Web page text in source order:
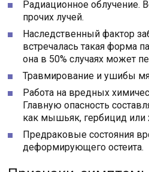
Радиационное облучение.
прочих лучей.
Наследственный фактор
встречалась такая форма
она в 50% случаях может
Травмирование и ушибы
Работа на вредных
Главную опасность
как мышьяк, гербицид или
Предраковые состояния
деформирующего остеита.